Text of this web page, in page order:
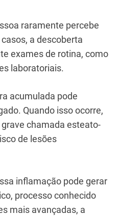
raramente percebe
a descoberta
exames de rotina, como
laboratoriais.
acumulada pode
Quando isso ocorre,
chamada esteato-
de lesões
inflamação pode gerar
processo conhecido
mais avançadas, a